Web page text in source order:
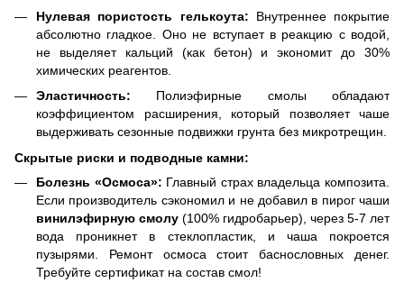
Нулевая пористость гелькоута: Внутреннее покрытие
абсолютно гладкое. Оно не вступает в реакцию с водой,
не выделяет кальций (как бетон) и экономит до 30%
химических реагентов.
Эластичность: Полиэфирные смолы обладают
коэффициентом расширения, который позволяет чаше
выдерживать сезонные подвижки грунта без микротрещин.
Скрытые риски и подводные камни:
Болезнь «Осмоса»: Главный страх владельца композита.
Если производитель сэкономил и не добавил в пирог чаши
винилэфирную смолу (100% гидробарьер), через 5-7 лет
вода проникнет в стеклопластик, и чаша покроется
пузырями. Ремонт осмоса стоит баснословных денег.
Требуйте сертификат на состав смол!